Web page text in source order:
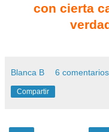
con cierta
Blanca B 6
Compartir